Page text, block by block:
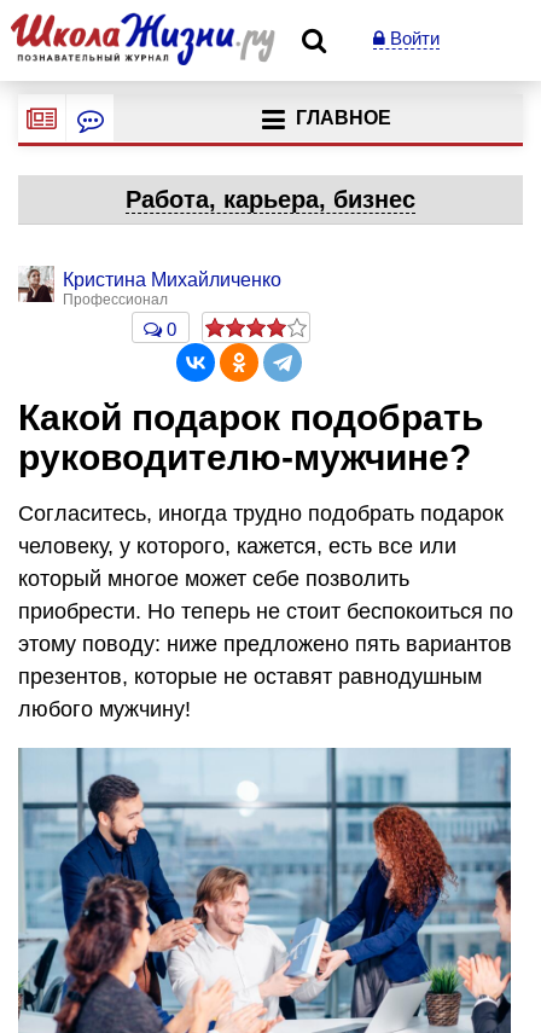
Войти
ГЛАВНОЕ
Работа, карьера, бизнес
Кристина Михайличенко
Профессионал
0
Какой подарок подобрать
руководителю-мужчине?
Согласитесь, иногда трудно подобрать подарок
человеку, у которого, кажется, есть все или
который многое может себе позволить
приобрести. Но теперь не стоит беспокоиться по
этому поводу: ниже предложено пять вариантов
презентов, которые не оставят равнодушным
любого мужчину!